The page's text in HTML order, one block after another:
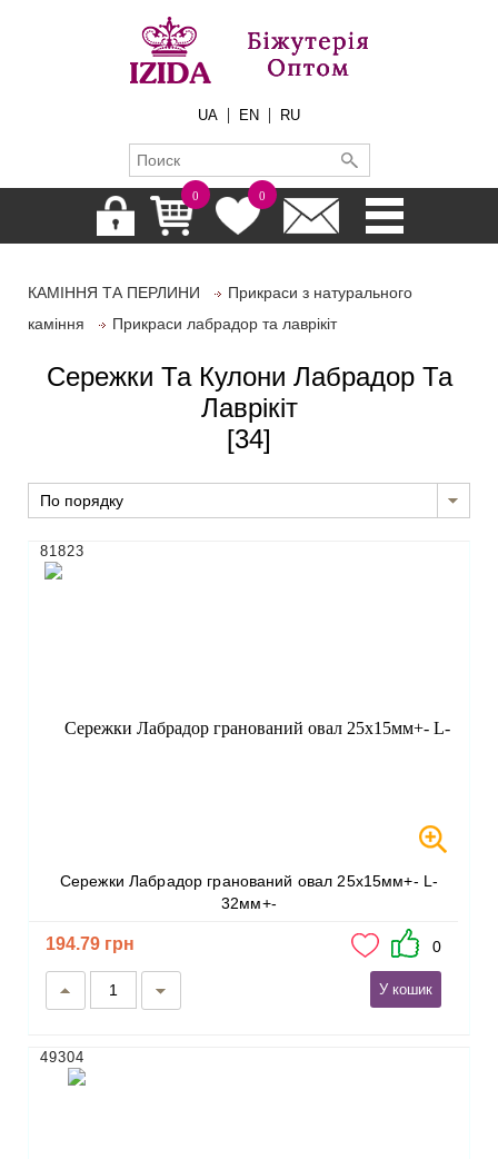
UA | EN | RU
0
0
КАМІННЯ ТА ПЕРЛИНИ
Прикраси з натурального
каміння
Прикраси лабрадор та лаврікіт
Сережки Та Кулони Лабрадор Та
Лаврікіт
[34]
По порядку
Сережки Лабрадор гранований овал 25х15мм+- L-
32мм+-
81823
194.79 грн 0
У кошик
49304